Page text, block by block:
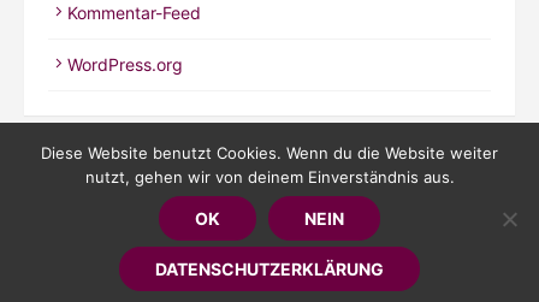
Kommentar-Feed
WordPress.org
© 2026 Kathrineverdeen
Powered by WordPress / Theme by Design Lab
Diese Website benutzt Cookies. Wenn du die Website weiter
nutzt, gehen wir von deinem Einverständnis aus.
OK NEIN
DATENSCHUTZERKLÄRUNG